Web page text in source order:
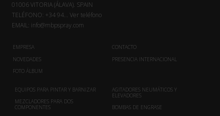
01006 VITORIA (ÁLAVA). SPAIN
TELÉFONO: +34 94... Ver teléfono
EMAIL: info@mbpspray.com
EMPRESA
NOVEDADES
FOTO ÁLBUM
CONTACTO
PRESENCIA INTERNACIONAL
EQUIPOS PARA PINTAR Y BARNIZAR
MEZCLADORES PARA DOS
COMPONENTES
AGITADORES NEUMÁTICOS Y
ELEVADORES
BOMBAS DE ENGRASE